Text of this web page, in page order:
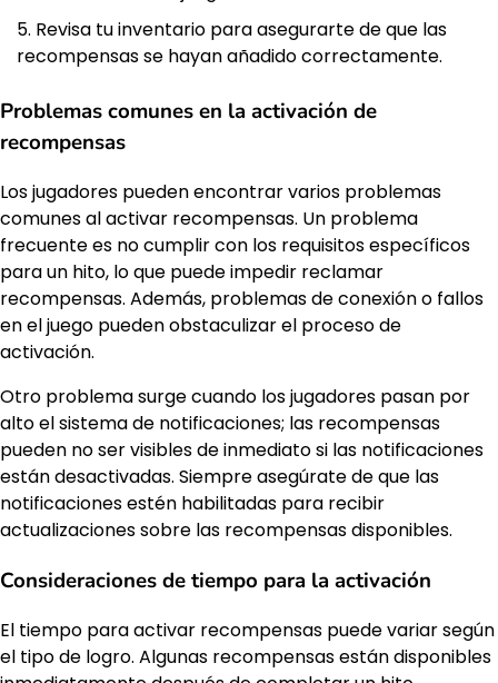
Revisa tu inventario para asegurarte de que las
recompensas se hayan añadido correctamente.
Problemas comunes en la activación de
recompensas
Los jugadores pueden encontrar varios problemas
comunes al activar recompensas. Un problema
frecuente es no cumplir con los requisitos específicos
para un hito, lo que puede impedir reclamar
recompensas. Además, problemas de conexión o fallos
en el juego pueden obstaculizar el proceso de
activación.
Otro problema surge cuando los jugadores pasan por
alto el sistema de notificaciones; las recompensas
pueden no ser visibles de inmediato si las notificaciones
están desactivadas. Siempre asegúrate de que las
notificaciones estén habilitadas para recibir
actualizaciones sobre las recompensas disponibles.
Consideraciones de tiempo para la activación
El tiempo para activar recompensas puede variar según
el tipo de logro. Algunas recompensas están disponibles